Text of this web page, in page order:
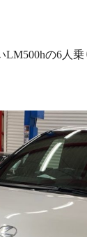
LM500hの6人